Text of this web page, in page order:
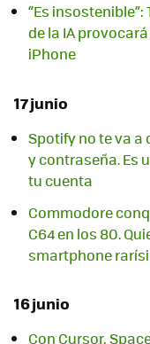
“Es
de la IA
iPhone
17 junio
Spotify no te va
y contraseña. Es
tu cuenta
Commodore
C64 en los 80.
smartphone
16 junio
Con Cursor,